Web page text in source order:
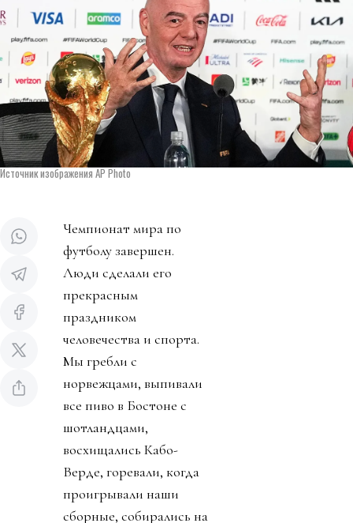
Источник изображения AP Photo
Чемпионат мира по
футболу завершен.
Люди сделали его
прекрасным
праздником
человечества и спорта.
Мы гребли с
норвежцами, выпивали
все пиво в Бостоне с
шотландцами,
восхищались Кабо-
Верде, горевали, когда
проигрывали наши
сборные, собирались на